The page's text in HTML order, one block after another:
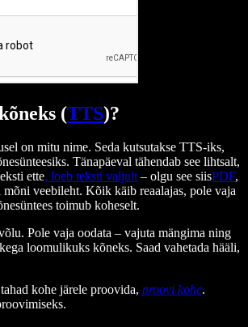
(TTS)?
on mitu nime. Seda kutsutakse TTS-iks,
Tänapäeval tähendab see lihtsalt,
ette, loeb teksti valjult– olgu see siisPDF,
veebileht. Kõik käib reaalajas, pole vaja
toimub koheselt.
Pole vaja oodata – vajuta mängima ning
loomulikuks kõneks. Saad vahetada hääli,
kohe järele proovida, proovi kohe.